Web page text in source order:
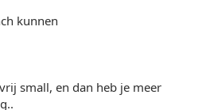
kunnen
small, en dan heb je meer